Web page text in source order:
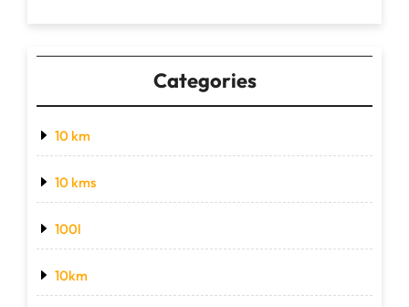
Categories
10 km
10 kms
100l
10km